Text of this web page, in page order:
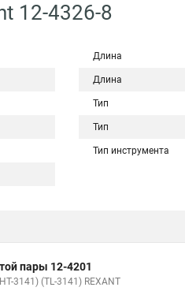
12-4326-8
Длина
Длина
Тип
Тип
Тип инструмента
пары 12-4201
3141) (TL-3141) REXANT